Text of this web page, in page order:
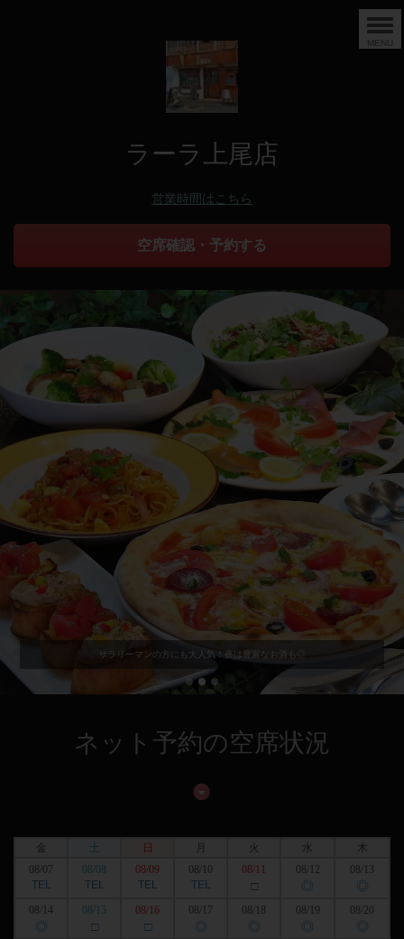
MENU
ラーラ上尾店
営業時間はこちら
空席確認・予約する
サラリーマンの方にも大人気！夜は豊富なお酒も◎
ネット予約の空席状況
金 土 日 火 水
木
08/07
TEL
08/08
TEL
08/09
TEL
TEL
08/11
□
08/12
◎
08/13
◎
08/14
◎
08/15
□
08/16
□
08/17
◎ ◎
08/19
◎
08/20
◎